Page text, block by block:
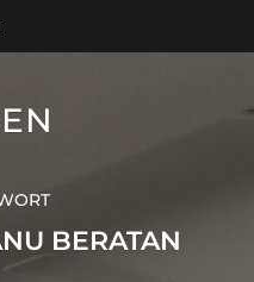
BERATAN